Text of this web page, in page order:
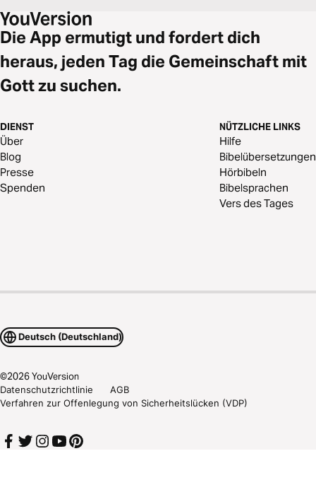
Die App ermutigt und fordert dich
heraus, jeden Tag die Gemeinschaft mit
Gott zu suchen.
DIENST
Über
Blog
Presse
Spenden
NÜTZLICHE LINKS
Hilfe
Bibelübersetzungen
Hörbibeln
Bibelsprachen
Vers des Tages
Deutsch (Deutschland)
©2026YouVersion
Datenschutzrichtlinie
AGB
Verfahren zur Offenlegung von Sicherheitslücken (VDP)